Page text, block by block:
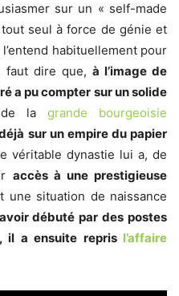
sur un « self-made
seul à force de génie et
habituellement pour
faut dire que, à l’image de
a pu compter sur un solide
de lagrande bourgeoisie
sur un empire du papier
véritable dynastie lui a, de
accès à une prestigieuse
une situation de naissance
débuté par des postes
il a ensuite repris l’affaire